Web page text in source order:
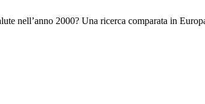
nell’anno 2000? Una ricerca comparata in